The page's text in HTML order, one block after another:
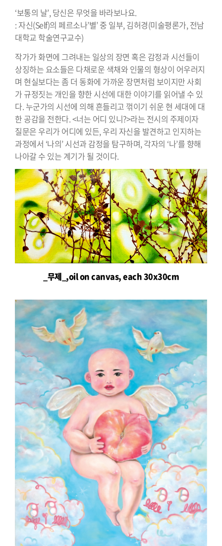
‘보통의 날’, 당신은 무엇을 바라보나요.
: 자신(Self)의 페르소나’별’ 중 일부, 김허경(미술평론가, 전남
대학교 학술연구교수)
작가가 화면에 그려내는 일상의 장면 혹은 감정과 시선들이
상징하는 요소들은 다채로운 색채와 인물의 형상이 어우러지
며 현실보다는 좀 더 동화에 가까운 장면처럼 보이지만 사회
가 규정짓는 개인을 향한 시선에 대한 이야기를 읽어낼 수 있
다. 누군가의 시선에 의해 흔들리고 꺾이기 쉬운 현 세대에 대
한 공감을 전한다. <너는 어디 있니?>라는 전시의 주제이자
질문은 우리가 어디에 있든, 우리 자신을 발견하고 인지하는
과정에서 ‘나의’ 시선과 감정을 탐구하며, 각자의 ‘나’를 향해
나아갈 수 있는 계기가 될 것이다.
_무제_,oil on canvas, each 30x30cm